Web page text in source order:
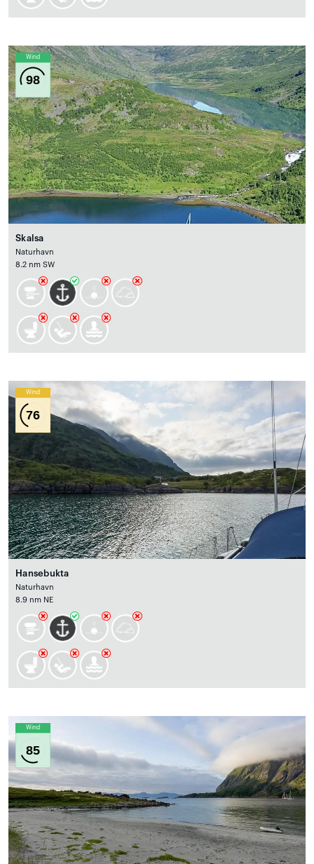
Wind
98
Skalsa
Naturhavn
8.2 nm SW
Wind
76
Hansebukta
Naturhavn
8.9 nm NE
Wind
85